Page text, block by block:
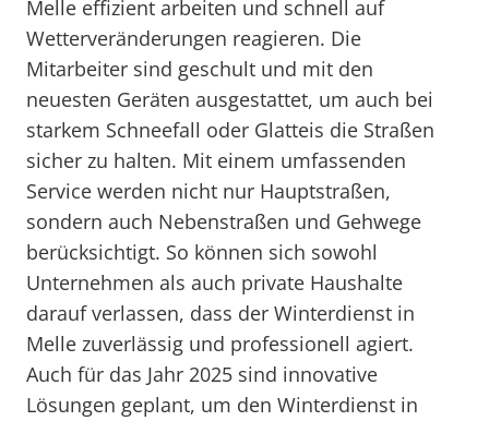
Melle effizient arbeiten und schnell auf
Wetterveränderungen reagieren. Die
Mitarbeiter sind geschult und mit den
neuesten Geräten ausgestattet, um auch bei
starkem Schneefall oder Glatteis die Straßen
sicher zu halten. Mit einem umfassenden
Service werden nicht nur Hauptstraßen,
sondern auch Nebenstraßen und Gehwege
berücksichtigt. So können sich sowohl
Unternehmen als auch private Haushalte
darauf verlassen, dass der Winterdienst in
Melle zuverlässig und professionell agiert.
Auch für das Jahr 2025 sind innovative
Lösungen geplant, um den Winterdienst in